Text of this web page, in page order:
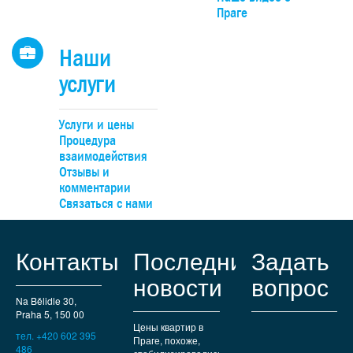
Праге
Наши
услуги
Услуги и цены
Процедура
взаимодействия
Отзывы и
комментарии
Связаться с нами
Контакты
Na Bělidle 30,
Praha 5, 150 00
тел. +420 602 395
486
Последние
новости
Цены квартир в
Праге, похоже,
Задать
вопрос